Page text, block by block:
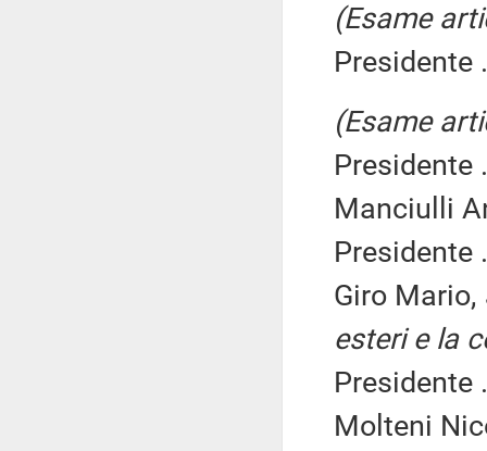
(Esame
Presidente
(Esame
Presidente
Manciulli
Presidente
Giro Mario,
esteri e la
Presidente
Molteni